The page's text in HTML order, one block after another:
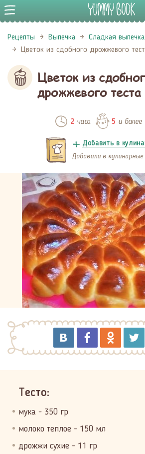
Рецепты Выпечка
Сладкая выпечка
Цветок из сдобного дрожжевого
Цветок из
дрожжевого теста
2 часа 5 и
Добавить в
Добавили в кулинарные
Тесто:
мука - 350 гр
молоко теплое - 150 мл
дрожжи сухие - 11 гр